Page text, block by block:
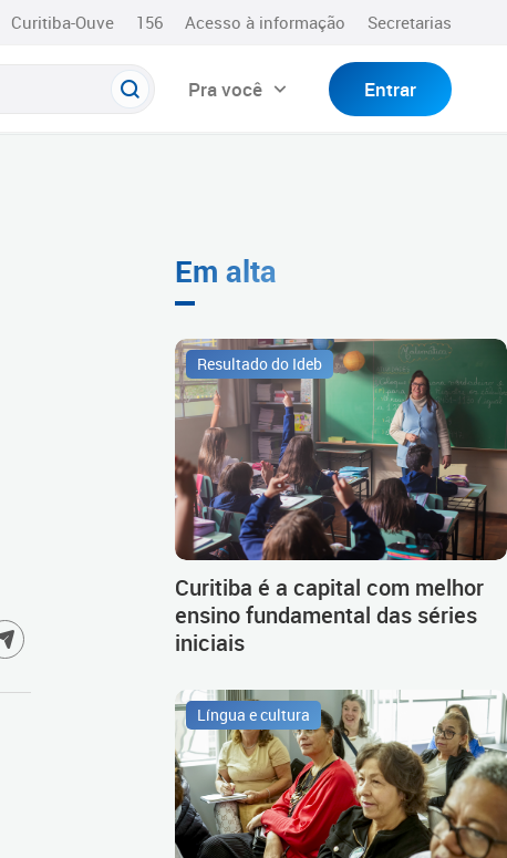
Curitiba-Ouve 156 Acesso à informação Secretarias
Pra você Entrar
Em alta
Resultado do Ideb
Curitiba é a capital com melhor
ensino fundamental das séries
iniciais
Língua e cultura